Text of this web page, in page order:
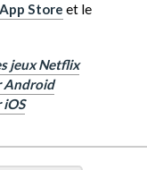
App Store et le
jeux Netflix
Android